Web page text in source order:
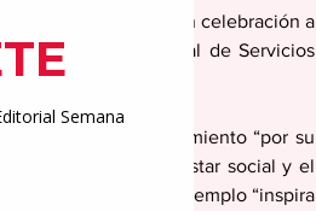
de la actividad en celebración a
la Alianza Municipal de Servicios
de un reconocimiento “por su
con el bienestar social y el
reconoce que su ejemplo “inspira